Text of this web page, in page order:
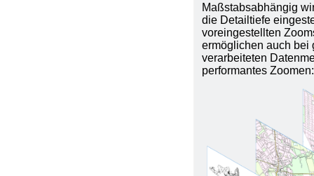
Maßstabsabhängig
die Detailtiefe
voreingestellten
ermöglichen auch bei
verarbeiteten
performantes Zoomen: